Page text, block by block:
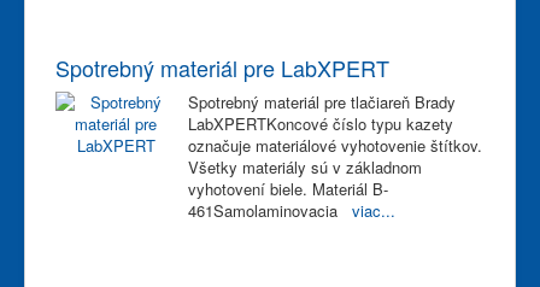
Spotrebný materiál pre LabXPERT
Spotrebný materiál pre tlačiareň Brady
LabXPERTKoncové číslo typu kazety
označuje materiálové vyhotovenie štítkov.
Všetky materiály sú v základnom
vyhotovení biele. Materiál B-
461Samolaminovacia viac...